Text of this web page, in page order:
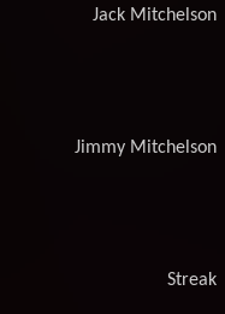
Jack Mitchelson
Jimmy Mitchelson
Streak